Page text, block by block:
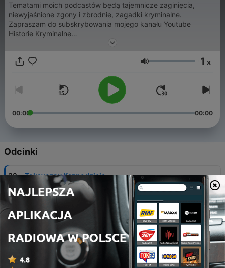
Tematami moich podcastów będą tajemnicze zaginięcia,
niewyjaśnione zgony i zbrodnie, zagadki kryminalne.
Zapraszam do subskrybowania mojego kanału Youtube
Historie Kryminalne
http://www.youtube.com/c/HistorieKryminalne Zapraszam też
ciekawych spraw kryminalnych
https://www.facebook.com/historiekryminalne/ Można również
wspierać mnie na Patronite https://patronite.pl/historie-
Głośność 1 x
00:00 00:00
Odcinki
32 - Toksyczny Kaznodzieja
13 lip 2026
Zaginięcie w Luizjanie
28 cze 2026
30 - Zaginięcie chłopca w Parku Narodowym Crater
Lake- co stało się z Sammym Boehlke?
19 cze 2026